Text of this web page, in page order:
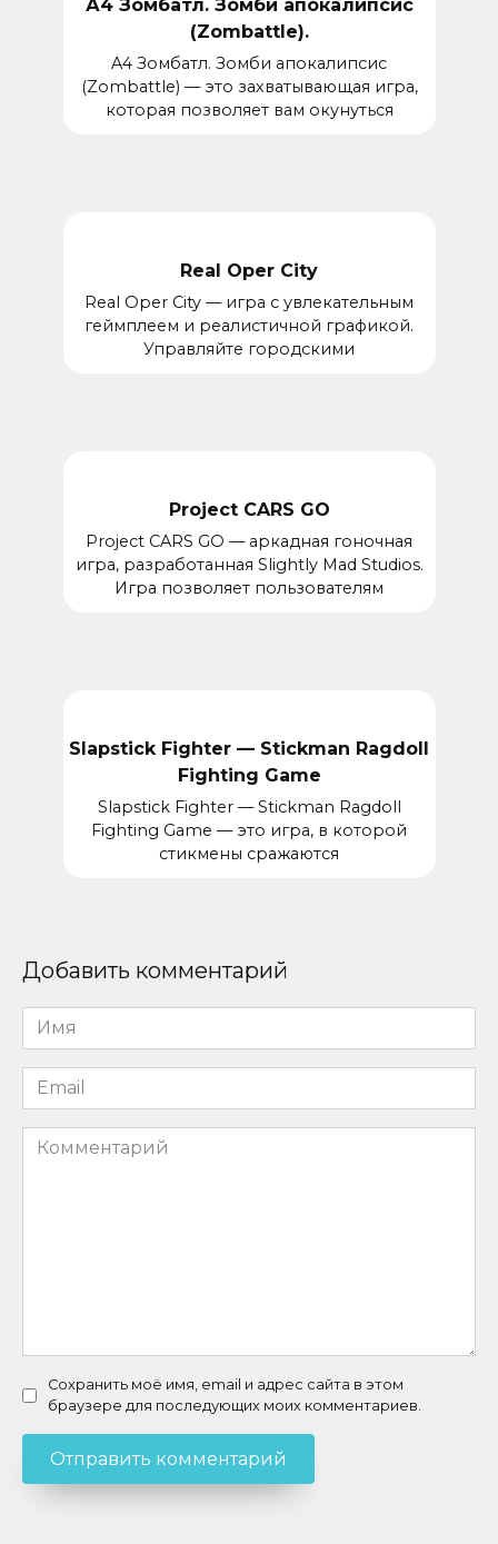
А4 Зомбатл. Зомби апокалипсис
(Zombattle).
A4 Зомбатл. Зомби апокалипсис
(Zombattle) — это захватывающая игра,
которая позволяет вам окунуться
Real Oper City
Real Oper City — игра с увлекательным
геймплеем и реалистичной графикой.
Управляйте городскими
Project CARS GO
Project CARS GO — аркадная гоночная
игра, разработанная Slightly Mad Studios.
Игра позволяет пользователям
Slapstick Fighter — Stickman Ragdoll
Fighting Game
Slapstick Fighter — Stickman Ragdoll
Fighting Game — это игра, в которой
стикмены сражаются
Добавить комментарий
Имя
*
Email
*
Комментарий
Сохранить моё имя, email и адрес сайта в этом
браузере для последующих моих комментариев.